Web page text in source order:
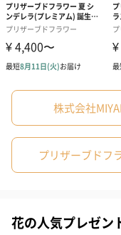
株式会社
プリザーブドフ
花の人気プレゼン